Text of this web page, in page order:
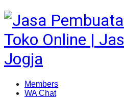
Members
WA Chat